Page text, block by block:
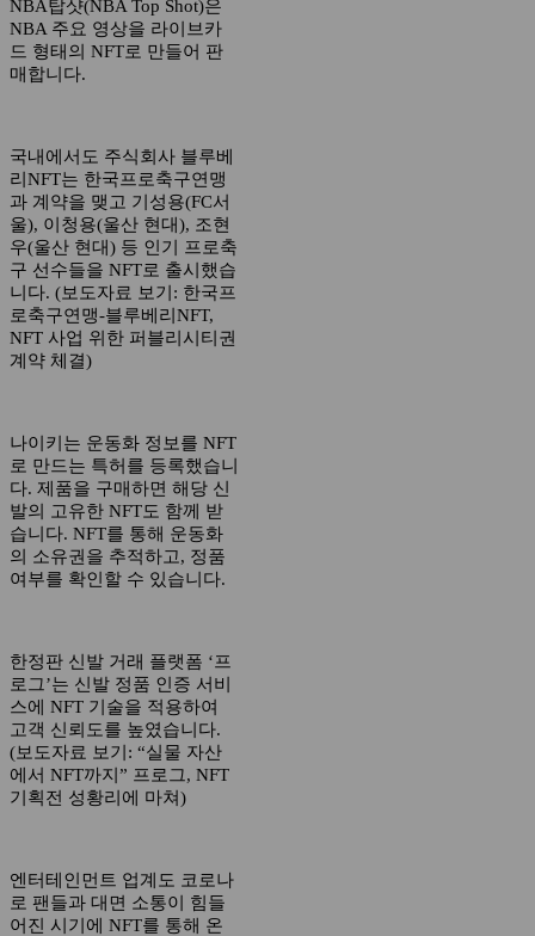
NBA탑샷(NBA Top Shot)은
NBA 주요 영상을 라이브카
드 형태의 NFT로 만들어 판
매합니다.
국내에서도 주식회사 블루베
리NFT는 한국프로축구연맹
과 계약을 맺고 기성용(FC서
울), 이청용(울산 현대), 조현
우(울산 현대) 등 인기 프로축
구 선수들을 NFT로 출시했습
니다. (보도자료 보기: 한국프
로축구연맹-블루베리NFT,
NFT 사업 위한 퍼블리시티권
계약 체결)
나이키는 운동화 정보를 NFT
로 만드는 특허를 등록했습니
다. 제품을 구매하면 해당 신
발의 고유한 NFT도 함께 받
습니다. NFT를 통해 운동화
의 소유권을 추적하고, 정품
여부를 확인할 수 있습니다.
한정판 신발 거래 플랫폼 ‘프
로그’는 신발 정품 인증 서비
스에 NFT 기술을 적용하여
고객 신뢰도를 높였습니다.
(보도자료 보기: “실물 자산
에서 NFT까지” 프로그, NFT
기획전 성황리에 마쳐)
엔터테인먼트 업계도 코로나
로 팬들과 대면 소통이 힘들
어진 시기에 NFT를 통해 온